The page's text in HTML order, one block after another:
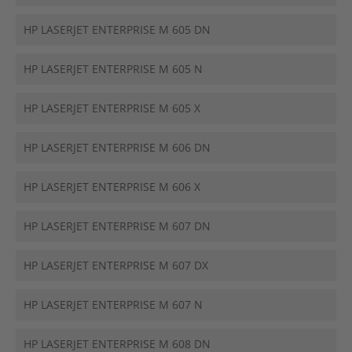
HP LASERJET ENTERPRISE M 605 DN
HP LASERJET ENTERPRISE M 605 N
HP LASERJET ENTERPRISE M 605 X
HP LASERJET ENTERPRISE M 606 DN
HP LASERJET ENTERPRISE M 606 X
HP LASERJET ENTERPRISE M 607 DN
HP LASERJET ENTERPRISE M 607 DX
HP LASERJET ENTERPRISE M 607 N
HP LASERJET ENTERPRISE M 608 DN